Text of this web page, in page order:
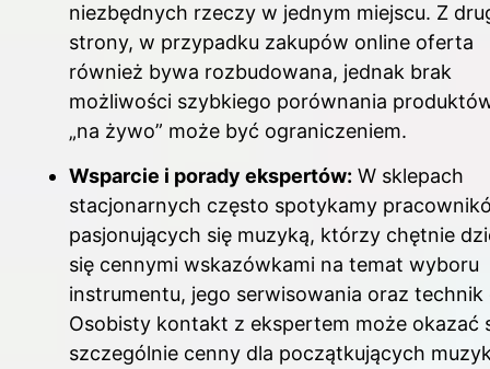
niezbędnych rzeczy w jednym miejscu. Z
strony, w przypadku zakupów online oferta
również bywa rozbudowana, jednak brak
możliwości szybkiego porównania
„na żywo” może być ograniczeniem.
Wsparcie i porady ekspertów: W sklepach
stacjonarnych często spotykamy
pasjonujących się muzyką, którzy chętnie
się cennymi wskazówkami na temat wyboru
instrumentu, jego serwisowania oraz technik
Osobisty kontakt z ekspertem może okazać
szczególnie cenny dla początkujących